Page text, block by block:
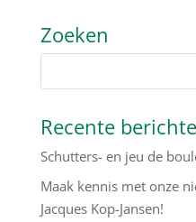
Zoeken
Recente
Schutters- en jeu de
Maak kennis met onze
Jacques Kop-Jansen!